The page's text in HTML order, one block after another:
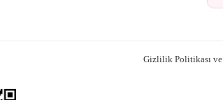
Gizlilik Politikası ve